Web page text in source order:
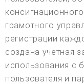
грамотного
регистрации
создана учетная
использования с
пользователя и